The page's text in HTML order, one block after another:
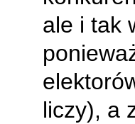
ale i tak
liczy), a